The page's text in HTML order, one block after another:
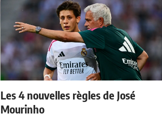
Les 4 nouvelles règles de José
Mourinho